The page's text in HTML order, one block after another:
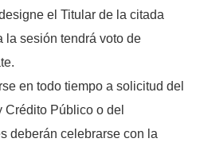
el Titular de la citada
la sesión tendrá voto de
en todo tiempo a solicitud del
Público o del
deberán celebrarse con la